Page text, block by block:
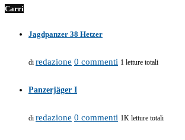
Carri
Jagdpanzer 38 Hetzer
di redazione 0 commenti 1 letture totali
Panzerjäger I
di redazione 0 commenti 1K letture totali